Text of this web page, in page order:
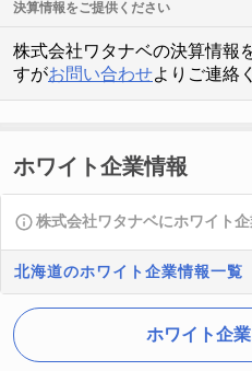
決算情報をご提供ください
株式会社ワタナベの決算情報
すがお問い合わせよりご連絡
ホワイト企業情報
株式会社ワタナベにホワイト企
北海道のホワイト企業情報一覧
ホワイト企